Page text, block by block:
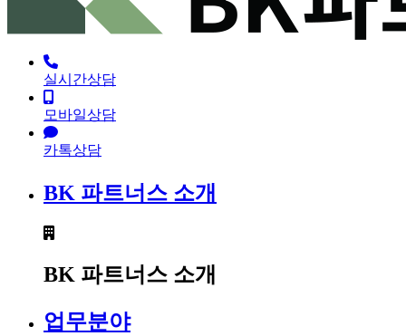
실시간상담
모바일상담
카톡상담
BK 파트너스 소개
BK 파트너스 소개
업무분야